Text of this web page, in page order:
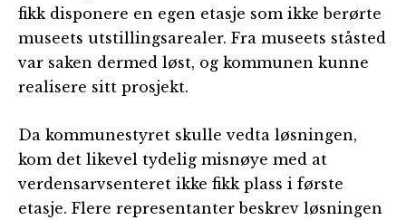
fikk disponere en egen etasje som ikke berørte
museets utstillingsarealer. Fra museets ståsted
var saken dermed løst, og kommunen kunne
realisere sitt prosjekt.
Da kommunestyret skulle vedta løsningen,
kom det likevel tydelig misnøye med at
verdensarvsenteret ikke fikk plass i første
etasje. Flere representanter beskrev løsningen